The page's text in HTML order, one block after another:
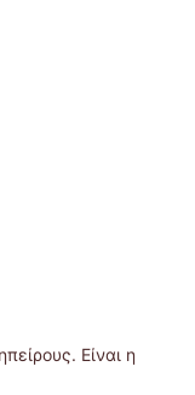
Είναι η